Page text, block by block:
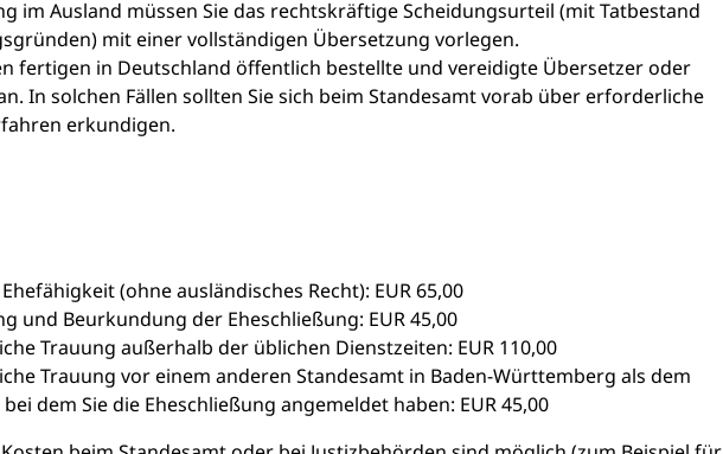
im Ausland müssen Sie das rechtskräftige Scheidungsurteil (mit Tatbestand
mit einer vollständigen Übersetzung vorlegen.
fertigen in Deutschland öffentlich bestellte und vereidigte Übersetzer oder
In solchen Fällen sollten Sie sich beim Standesamt vorab über erforderliche
erkundigen.
(ohne ausländisches Recht): EUR 65,00
und Beurkundung der Eheschließung: EUR 45,00
Trauung außerhalb der üblichen Dienstzeiten: EUR 110,00
Trauung vor einem anderen Standesamt in Baden-Württemberg als dem
dem Sie die Eheschließung angemeldet haben: EUR 45,00